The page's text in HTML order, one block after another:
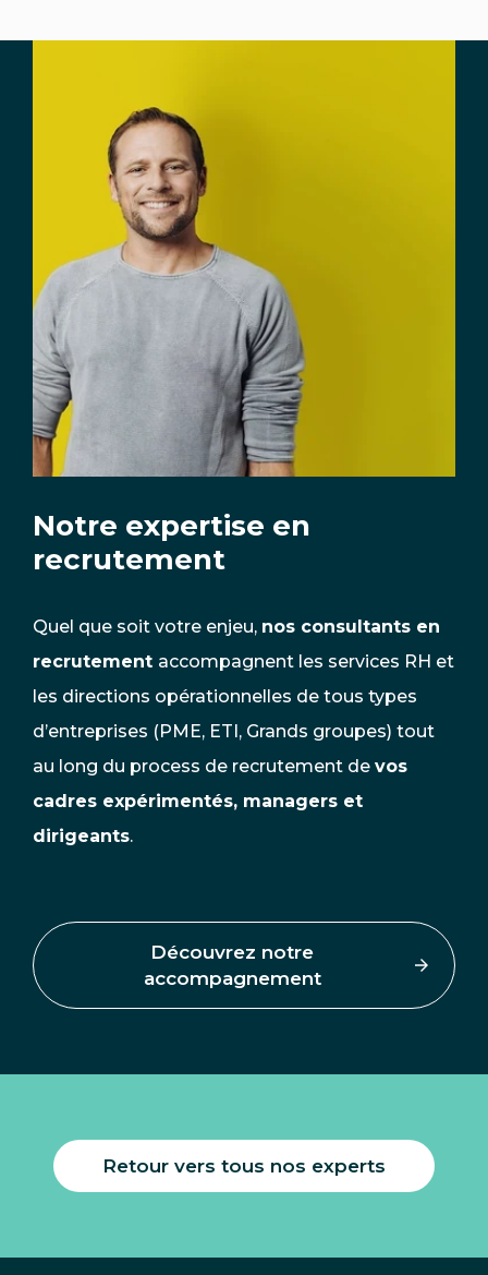
Notre expertise en
recrutement
Quel que soit votre enjeu, nos consultants en
recrutement accompagnent les services RH et
les directions opérationnelles de tous types
d’entreprises (PME, ETI, Grands groupes) tout
au long du process de recrutement de vos
cadres expérimentés, managers et
dirigeants.
Découvrez notre
accompagnement
Retour vers tous nos experts